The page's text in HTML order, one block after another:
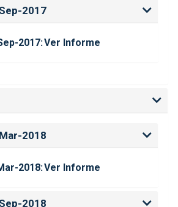
2017
2017:Ver Informe
2018
2018:Ver Informe
2018